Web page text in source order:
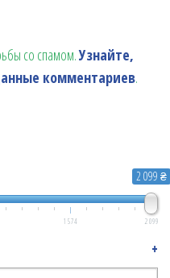
со спамом.Узнайте,
комментариев.
2 099 ₴
1 574 2 099
+